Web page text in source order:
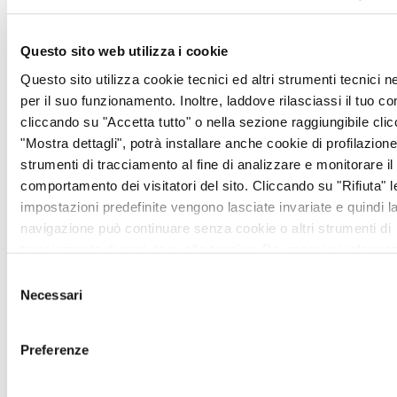
Questo sito web utilizza i cookie
Questo sito utilizza cookie tecnici ed altri strumenti tecnici
per il suo funzionamento. Inoltre, laddove rilasciassi il tuo
cliccando su "Accetta tutto" o nella sezione raggiungibile
"Mostra dettagli", potrà installare anche cookie di
strumenti di tracciamento al fine di analizzare e monitorare il
comportamento dei visitatori del sito. Cliccando su "Rifiuta"
impostazioni predefinite vengono lasciate invariate e quindi
navigazione può continuare senza cookie o altri strumenti di
delNecessari
Preferenze
Con run4ANT abbiamo
magari impigrite da questi
lunghi mesi passati in casa,
un buon motivo per tornare
a fare attività fisica perché,
lo sappiamo, è una delle
abitudini capaci di
allungarci la vita–
commenta Raffaella
Pannuti, presidente di